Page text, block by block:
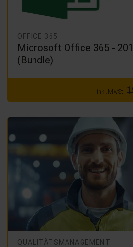
OFFICE 365
Microsoft Office 365 -
(Bundle)
inkl. MwSt.
QUALITÄTSMANAGEMENT